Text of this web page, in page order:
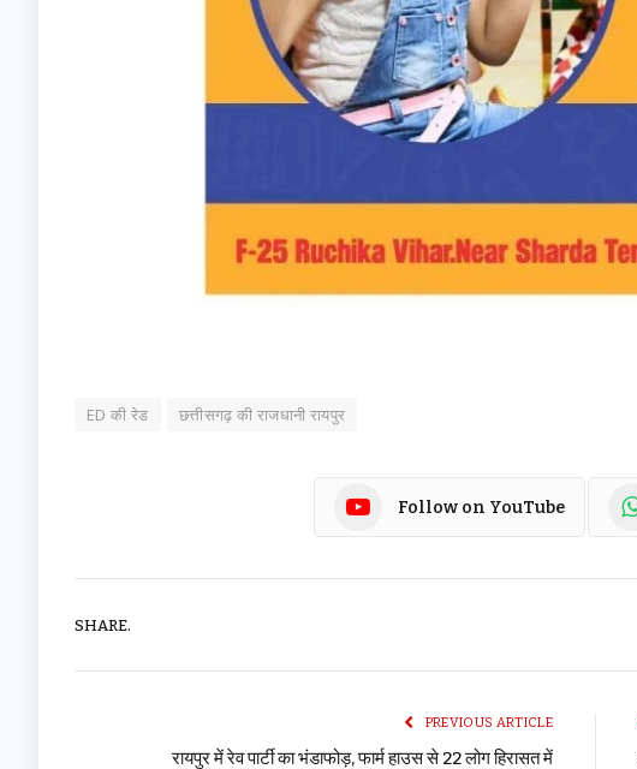
ED की रेड छत्तीसगढ़ की राजधानी रायपुर
Follow on YouTube
SHARE.
PREVIOUS ARTICLE
रायपुर में रेव पार्टी का भंडाफोड़, फार्म हाउस से 22 लोग हिरासत में